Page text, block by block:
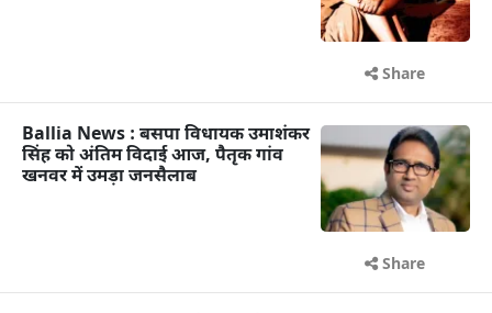
Share
Ballia News : बसपा विधायक उमाशंकर
सिंह को अंतिम विदाई आज, पैतृक गांव
खनवर में उमड़ा जनसैलाब
Share